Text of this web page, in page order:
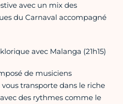
avec un mix des
du Carnaval accompagné
avec Malanga (21h15)
de musiciens
transporte dans le riche
des rythmes comme le